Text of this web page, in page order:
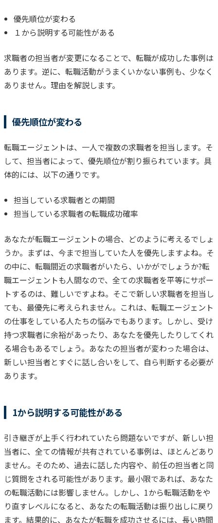
優先順位が変わる
１から説明する可能性がある
求職者の担当者が変更になることで、転職が成功した事例は
あります。 逆に、転職活動がうまくいかない事例も、少なく
ありません。 理由を解説します。
優先順位が変わる
転職エージェントは、一人で複数の求職者を担当します。 そ
して、担当者によって、優先順位が割り振られています。 具
体的には、以下の通りです。
担当している求職者との期間
担当している求職者の転職成功確率
あなたが転職エージェントの場合、どのように考えるでしょ
うか。 まずは、今まで担当していた人を優先しますよね。 そ
の中に、転職間近の求職者がいたら、いかがでしょうか?転
職エージェントも人間なので、全ての求職者を平等にサポー
トするのは、難しいですよね。 そこで新しい求職者を担当し
ても、最優先に考えられません。 これは、転職エージェント
の仕事をしている人たちの悩みでもあります。 しかし、受け
持つ求職者に余裕があったり、あなたを優先したりしてくれ
る場合もあるでしょう。 あなたの担当者が変わった場合は、
新しい担当者とすぐに話し合いをして、自ら判断する必要が
あります。
1から説明する可能性がある
引き継ぎが上手く行われていたら問題ないですが、新しい担
当者に、全ての情報が共有されている事例は、ほとんどあり
ません。 そのため、過去に話した内容や、前任の担当者と同
じ質問をされる可能性があります。 最小限であれば、あなた
の転職活動には影響しません。 しかし、1から転職活動をや
り直すレベルになると、あなたの転職活動は振り出しに戻り
ます。 結果的に、あなたが転職を成功させるには、長い時間